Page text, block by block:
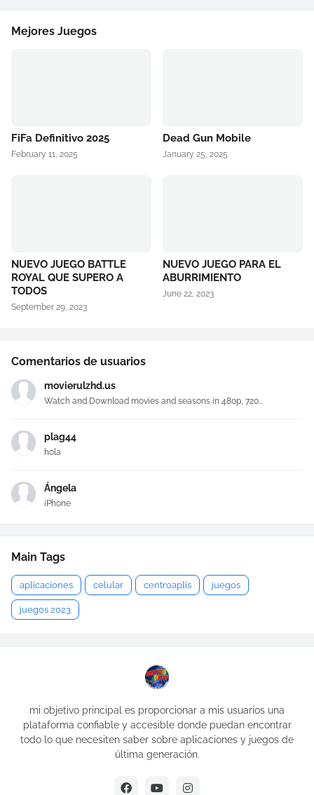
Mejores Juegos
FiFa Definitivo 2025
February 11, 2025
Dead Gun Mobile
January 25, 2025
NUEVO JUEGO BATTLE
ROYAL QUE SUPERO A
TODOS
September 29, 2023
NUEVO JUEGO PARA EL
ABURRIMIENTO
June 22, 2023
Comentarios de usuarios
movierulzhd.us
Watch and Download movies and seasons in 480p, 720...
plag44
hola
Ángela
iPhone
Main Tags
aplicaciones celular centroaplis juegos
juegos 2023
mi objetivo principal es proporcionar a mis usuarios una
plataforma confiable y accesible donde puedan encontrar
todo lo que necesiten saber sobre aplicaciones y juegos de
última generación.